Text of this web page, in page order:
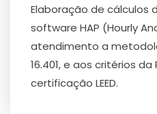
Elaboração de cálculos
software HAP (Hourly
atendimento a
16.401, e aos critérios
certificação LEED.